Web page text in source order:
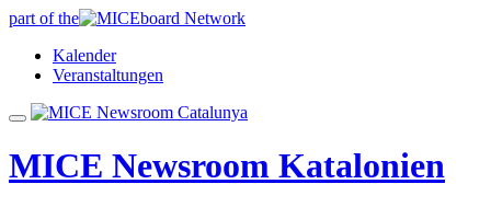
part of the
Kalender
Veranstaltungen
MICE Newsroom Katalonien